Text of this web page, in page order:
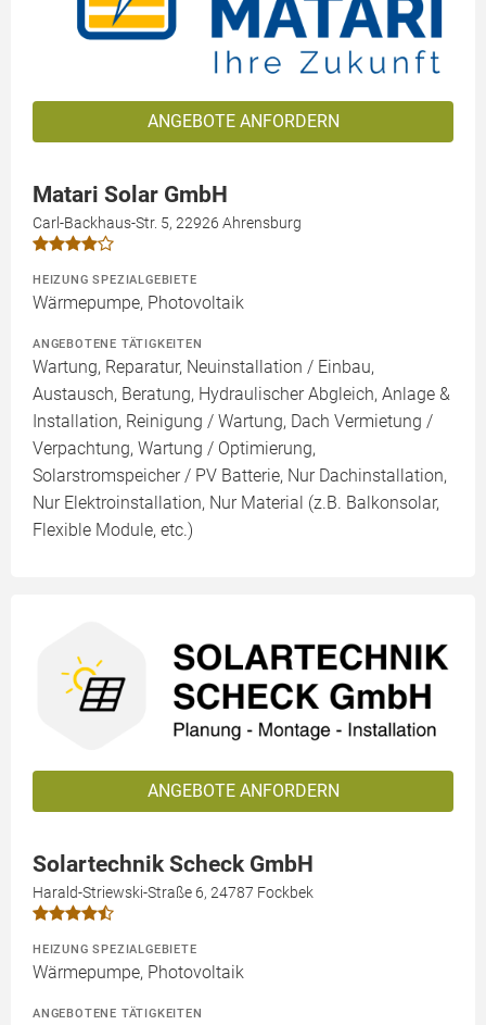
ANGEBOTE ANFORDERN
Matari Solar GmbH
Carl-Backhaus-Str. 5, 22926 Ahrensburg
HEIZUNG SPEZIALGEBIETE
Wärmepumpe, Photovoltaik
ANGEBOTENE TÄTIGKEITEN
Wartung, Reparatur, Neuinstallation / Einbau,
Austausch, Beratung, Hydraulischer Abgleich, Anlage &
Installation, Reinigung / Wartung, Dach Vermietung /
Verpachtung, Wartung / Optimierung,
Solarstromspeicher / PV Batterie, Nur Dachinstallation,
Nur Elektroinstallation, Nur Material (z.B. Balkonsolar,
Flexible Module, etc.)
ANGEBOTE ANFORDERN
Solartechnik Scheck GmbH
Harald-Striewski-Straße 6, 24787 Fockbek
HEIZUNG SPEZIALGEBIETE
Wärmepumpe, Photovoltaik
ANGEBOTENE TÄTIGKEITEN